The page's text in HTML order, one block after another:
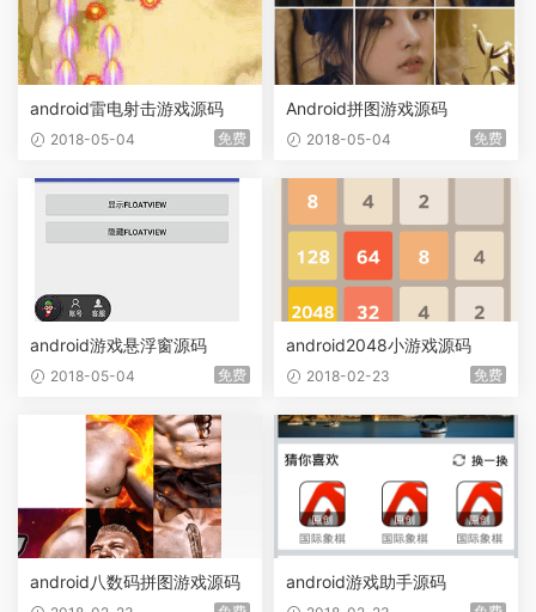
android雷电射击游戏源码
2018-05-04 免费
Android拼图游戏源码
2018-05-04 免费
android游戏悬浮窗源码
2018-05-04 免费
android2048小游戏源码
2018-02-23 免费
android八数码拼图游戏源码 android游戏助手源码